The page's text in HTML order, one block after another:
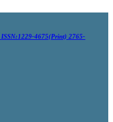
ISSN:1229-4675(Print) 2765-